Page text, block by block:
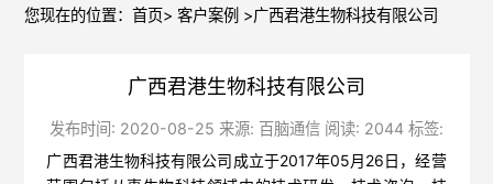
您现在的位置： 首页> 客户案例 >广西君港生物科技有限公司
广西君港生物科技有限公司
发布时间: 2020-08-25 来源: 百脑通信 阅读: 2044 标签:
广西君港生物科技有限公司成立于2017年05月26日，经营